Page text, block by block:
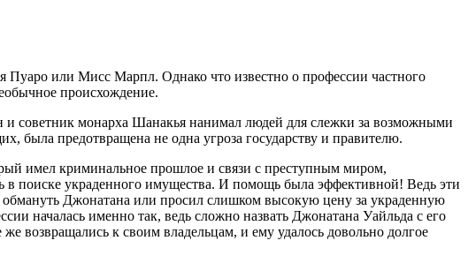
или Мисс Марпл. Однако что известно о профессии частного
происхождение.
и советник монарха Шанакья нанимал людей для слежки за возможными
была предотвращена не одна угроза государству и правителю.
имел криминальное прошлое и связи с преступным миром,
в поиске украденного имущества. И помощь была эффективной! Ведь эти
Джонатана или просил слишком высокую цену за украденную
началась именно так, ведь сложно назвать Джонатана Уайльда с его
возвращались к своим владельцам, и ему удалось довольно долгое